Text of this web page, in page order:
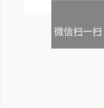
微信扫一扫